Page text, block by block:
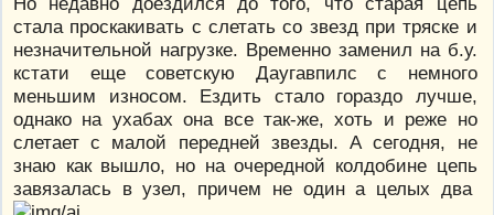
стала проскакивать с слетать со звезд при тряске и
незначительной нагрузке. Временно заменил на б.у.
кстати еще советскую Даугавпилс с немного
меньшим износом. Ездить стало гораздо лучше,
однако на ухабах она все так-же, хоть и реже но
слетает с малой передней звезды. А сегодня, не
знаю как вышло, но на очередной колдобине цепь
завязалась в узел, причем не один а целых два